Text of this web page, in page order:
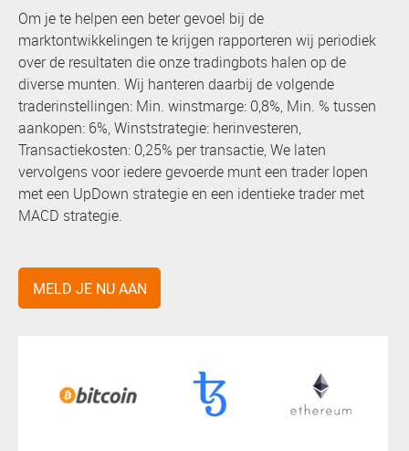
Om je te helpen een beter gevoel bij de
marktontwikkelingen te krijgen rapporteren wij periodiek
over de resultaten die onze tradingbots halen op de
diverse munten. Wij hanteren daarbij de volgende
traderinstellingen: Min. winstmarge: 0,8%, Min. % tussen
aankopen: 6%, Winststrategie: herinvesteren,
Transactiekosten: 0,25% per transactie, We laten
vervolgens voor iedere gevoerde munt een trader lopen
met een UpDown strategie en een identieke trader met
MACD strategie.
MELD JE NU AAN